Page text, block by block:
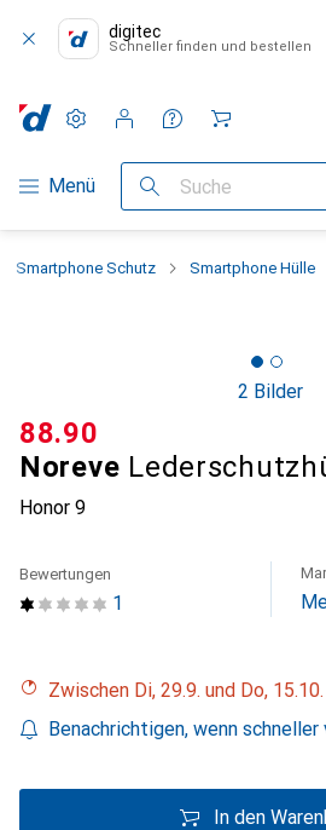
digitec
Schneller finden und bestellen
Navigation nach Kategorien
Menü Suche
Einstellungen
Kundenkonto
Vergleichslisten
Merklisten
Warenkorb
Smartphone Schutz Smartphone Hülle
2 Bilder
Noreve
Honor 9
CHF
88.90
1
Bewertungen
Zwischen Di, 29.9. und Do,
Benachrichtigen, wenn
In den